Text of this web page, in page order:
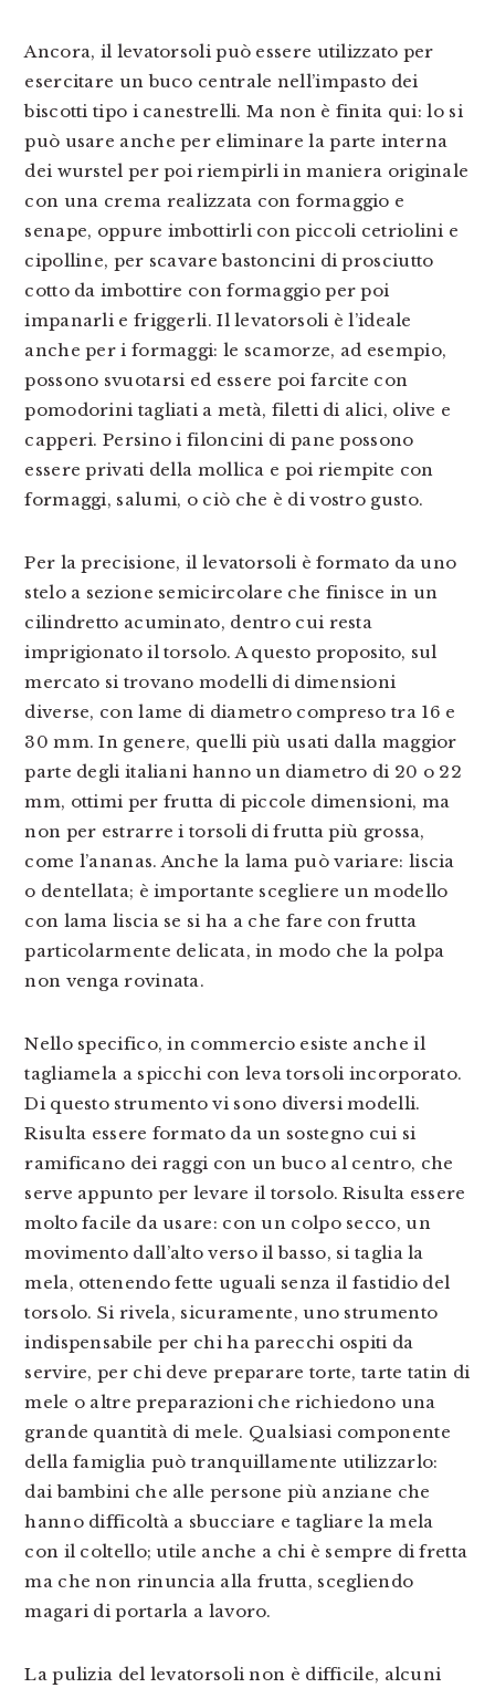
Ancora, il levatorsoli può essere utilizzato per
esercitare un buco centrale nell’impasto dei
biscotti tipo i canestrelli. Ma non è finita qui: lo si
può usare anche per eliminare la parte interna
dei wurstel per poi riempirli in maniera originale
con una crema realizzata con formaggio e
senape, oppure imbottirli con piccoli cetriolini e
cipolline, per scavare bastoncini di prosciutto
cotto da imbottire con formaggio per poi
impanarli e friggerli. Il levatorsoli è l’ideale
anche per i formaggi: le scamorze, ad esempio,
possono svuotarsi ed essere poi farcite con
pomodorini tagliati a metà, filetti di alici, olive e
capperi. Persino i filoncini di pane possono
essere privati della mollica e poi riempite con
formaggi, salumi, o ciò che è di vostro gusto.
Per la precisione, il levatorsoli è formato da uno
stelo a sezione semicircolare che finisce in un
cilindretto acuminato, dentro cui resta
imprigionato il torsolo. A questo proposito, sul
mercato si trovano modelli di dimensioni
diverse, con lame di diametro compreso tra 16 e
30 mm. In genere, quelli più usati dalla maggior
parte degli italiani hanno un diametro di 20 o 22
mm, ottimi per frutta di piccole dimensioni, ma
non per estrarre i torsoli di frutta più grossa,
come l’ananas. Anche la lama può variare: liscia
o dentellata; è importante scegliere un modello
con lama liscia se si ha a che fare con frutta
particolarmente delicata, in modo che la polpa
non venga rovinata.
Nello specifico, in commercio esiste anche il
tagliamela a spicchi con leva torsoli incorporato.
Di questo strumento vi sono diversi modelli.
Risulta essere formato da un sostegno cui si
ramificano dei raggi con un buco al centro, che
serve appunto per levare il torsolo. Risulta essere
molto facile da usare: con un colpo secco, un
movimento dall’alto verso il basso, si taglia la
mela, ottenendo fette uguali senza il fastidio del
torsolo. Si rivela, sicuramente, uno strumento
indispensabile per chi ha parecchi ospiti da
servire, per chi deve preparare torte, tarte tatin di
mele o altre preparazioni che richiedono una
grande quantità di mele. Qualsiasi componente
della famiglia può tranquillamente utilizzarlo:
dai bambini che alle persone più anziane che
hanno difficoltà a sbucciare e tagliare la mela
con il coltello; utile anche a chi è sempre di fretta
ma che non rinuncia alla frutta, scegliendo
magari di portarla a lavoro.
La pulizia del levatorsoli non è difficile, alcuni